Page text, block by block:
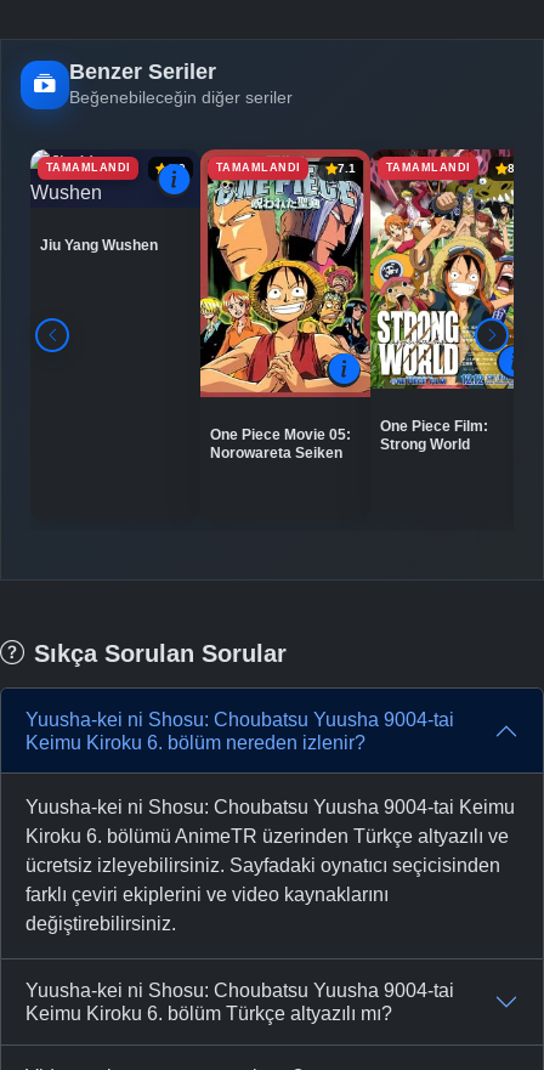
Benzer Seriler
Beğenebileceğin diğer seriler
TAMAMLANDI 6.9
Jiu Yang Wushen
TAMAMLANDI 7.1
One Piece Movie 05:
Norowareta Seiken
TAMAMLANDI 8.0
One Piece Film:
Strong World
Sıkça Sorulan Sorular
Yuusha-kei ni Shosu: Choubatsu Yuusha 9004-tai
Keimu Kiroku 6. bölüm nereden izlenir?
Yuusha-kei ni Shosu: Choubatsu Yuusha 9004-tai Keimu
Kiroku 6. bölümü AnimeTR üzerinden Türkçe altyazılı ve
ücretsiz izleyebilirsiniz. Sayfadaki oynatıcı seçicisinden
farklı çeviri ekiplerini ve video kaynaklarını
değiştirebilirsiniz.
Yuusha-kei ni Shosu: Choubatsu Yuusha 9004-tai
Keimu Kiroku 6. bölüm Türkçe altyazılı mı?